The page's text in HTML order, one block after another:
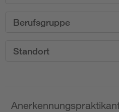
Berufsgruppe
Standort